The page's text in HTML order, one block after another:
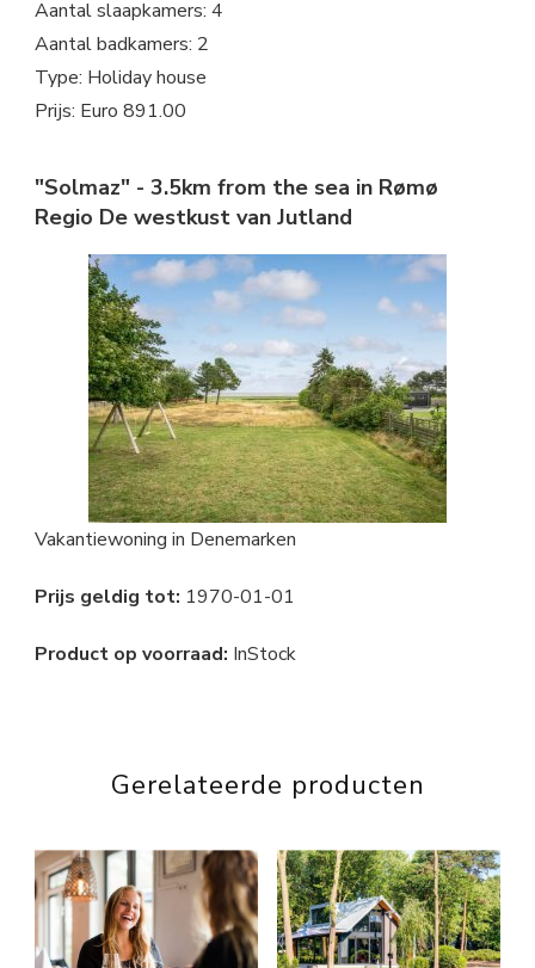
Aantal slaapkamers: 4
Aantal badkamers: 2
Type: Holiday house
Prijs: Euro 891.00
"Solmaz" - 3.5km from the sea in Rømø
Regio De westkust van Jutland
Vakantiewoning in Denemarken
Prijs geldig tot: 1970-01-01
Product op voorraad: InStock
Gerelateerde producten